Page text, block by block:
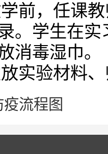
前，任课
。学生在
消毒湿巾。
实验材料
流程图